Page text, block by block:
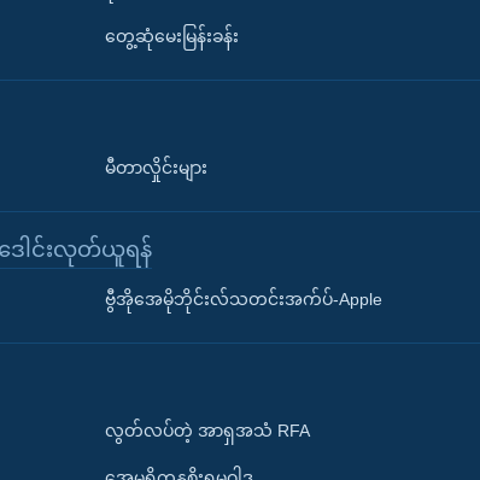
တွေ့ဆုံမေးမြန်းခန်း
မီတာလှိုင်းများ
ေါင်းလုတ်ယူရန်
ဗွီအိုအေမိုဘိုင်းလ်သတင်းအက်ပ်-Apple
လွတ်လပ်တဲ့ အာရှအသံ RFA